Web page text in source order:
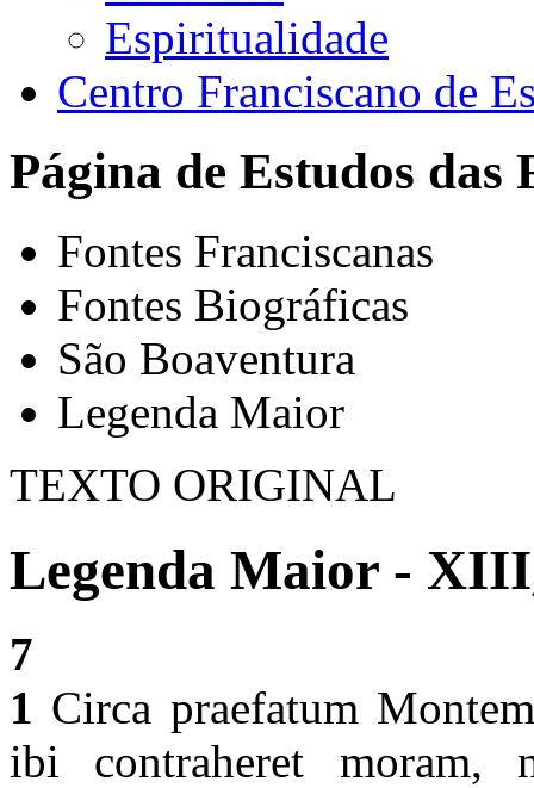
Espiritualidade
Centro Franciscano de
Página de Estudos das
Fontes Franciscanas
Fontes Biográficas
São Boaventura
Legenda Maior
TEXTO ORIGINAL
Legenda Maior -
7
1 Circa praefatum
ibi contraheret moram,